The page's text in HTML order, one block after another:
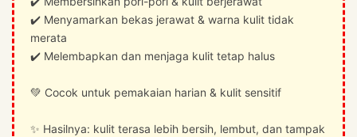
✔️ Menyamarkan bekas jerawat & warna kulit tidak
merata
✔️ Melembapkan dan menjaga kulit tetap halus
💚 Cocok untuk pemakaian harian & kulit sensitif
✨ Hasilnya: kulit terasa lebih bersih, lembut, dan tampak